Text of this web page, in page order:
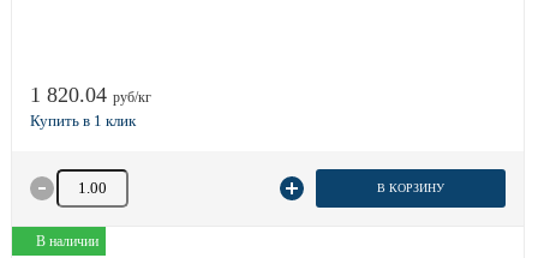
1 820.04 руб/кг
Количество товара В КОРЗИНУ
В наличии